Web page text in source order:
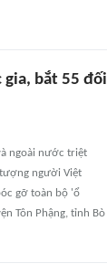
gia, bắt 55 đối
ngoài nước triệt
người Việt
gỡ toàn bộ 'ổ
Tôn Phậng, tỉnh Bò